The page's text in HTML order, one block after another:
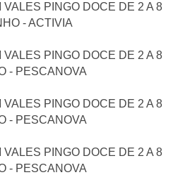
PINGO DOCE DE 2 A 8
- ACTIVIA
PINGO DOCE DE 2 A 8
- PESCANOVA
PINGO DOCE DE 2 A 8
- PESCANOVA
PINGO DOCE DE 2 A 8
- PESCANOVA